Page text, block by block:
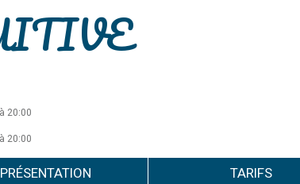
20:00
20:00
PRÉSENTATION TARIFS